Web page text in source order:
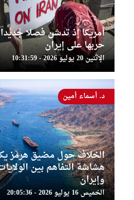
أمريكا إذ تدشن فصلا
حربها على إيران
الإثنين 20 يوليو 2026 - 10:31:59
الخلاف حول مضيق هرمز
هشاشة التفاهم بين
وإيران
الخميس 16 يوليو 2026 - 20:05:36
د. أسماء أمين